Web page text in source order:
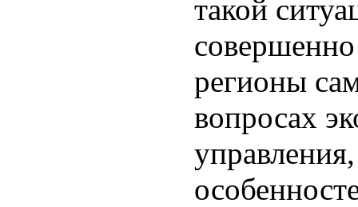
такой
регионы
вопросах